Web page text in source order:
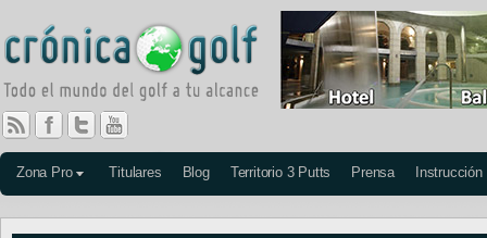
Zona Pro Titulares Blog Territorio 3 Putts Prensa Instrucción